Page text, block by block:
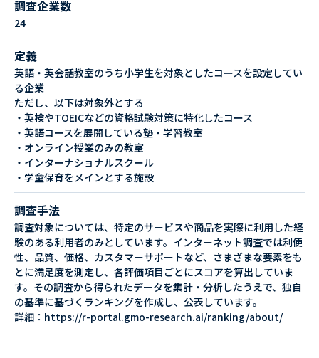
調査企業数
24
定義
英語・英会話教室のうち小学生を対象としたコースを設定してい
る企業
ただし、以下は対象外とする
・英検やTOEICなどの資格試験対策に特化したコース
・英語コースを展開している塾・学習教室
・オンライン授業のみの教室
・インターナショナルスクール
・学童保育をメインとする施設
調査手法
調査対象については、特定のサービスや商品を実際に利用した経
験のある利用者のみとしています。インターネット調査では利便
性、品質、価格、カスタマーサポートなど、さまざまな要素をも
とに満足度を測定し、各評価項目ごとにスコアを算出していま
す。その調査から得られたデータを集計・分析したうえで、独自
の基準に基づくランキングを作成し、公表しています。
詳細：https://r-portal.gmo-research.ai/ranking/about/